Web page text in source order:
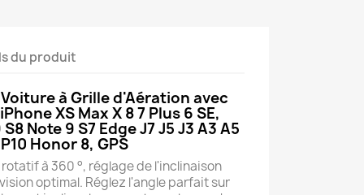
du produit
à Grille d'Aération avec
XS Max X 8 7 Plus 6 SE,
Note 9 S7 Edge J7 J5 J3 A3 A5
Honor 8, GPS
à 360 °, réglage de l'inclinaison
optimal. Réglez l'angle parfait sur